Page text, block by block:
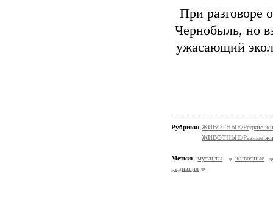
При разговоре
Чернобыль, но
ужасающий
Рубрики: ЖИВОТНЫЕ/Редкие
ЖИВОТНЫЕ/Разные
Метки: мутанты
животные
радиация